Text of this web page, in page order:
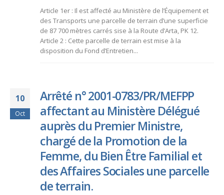
Article 1er : Il est affecté au Ministère de l’Équipement et
des Transports une parcelle de terrain d’une superficie
de 87 700 mètres carrés sise à la Route d’Arta, PK 12.
Article 2 : Cette parcelle de terrain est mise à la
disposition du Fond d’Entretien...
10
Oct
Arrêté n° 2001-0783/PR/MEFPP
affectant au Ministère Délégué
auprès du Premier Ministre,
chargé de la Promotion de la
Femme, du Bien Être Familial et
des Affaires Sociales une parcelle
de terrain.